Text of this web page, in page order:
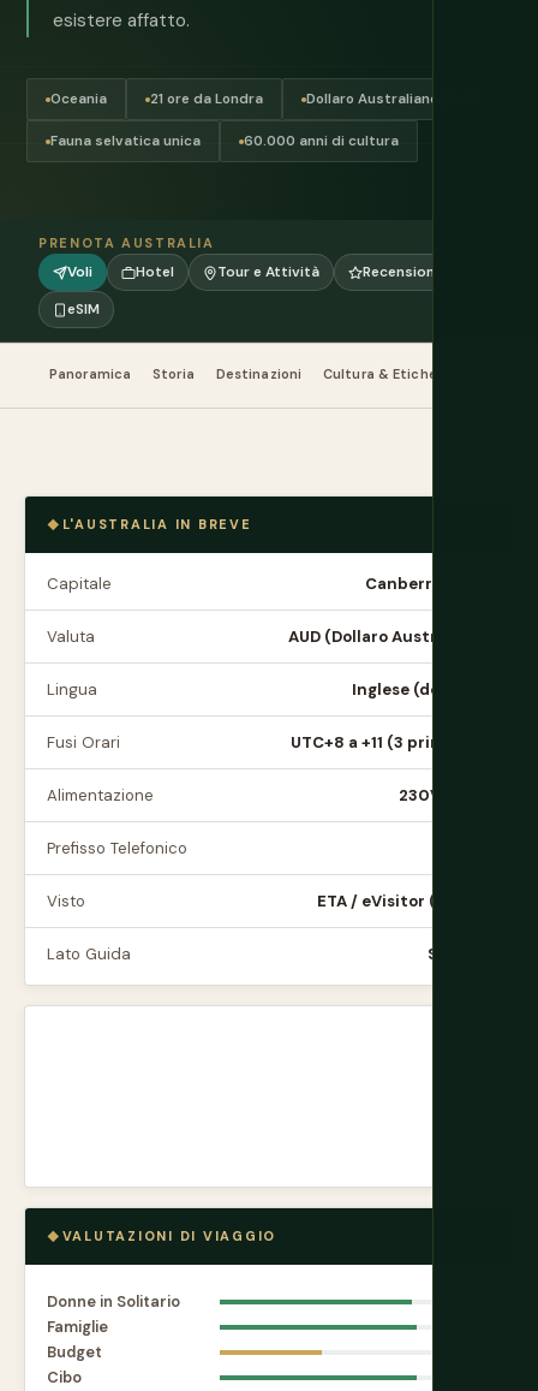
esistere affatto.
Oceania 21 ore da Londra Dollaro Australiano (AUD)
Fauna selvatica unica 60.000 anni di cultura
PRENOTA AUSTRALIA
Voli Hotel Tour e Attività
Recensioni
eSIM
Panoramica Storia Destinazioni Cultura & Etichetta
L'AUSTRALIA IN BREVE
Capitale Canberra (ACT)
Valuta AUD (Dollaro Australiano)
Lingua Inglese (de facto)
Fusi Orari UTC+8 a +11 (3 principali)
Alimentazione 230V, Tipo I
Prefisso Telefonico
Visto ETA / eVisitor (online)
Lato Guida Sinistro
VALUTAZIONI DI VIAGGIO
Donne in Solitario
Famiglie
Budget
Cibo